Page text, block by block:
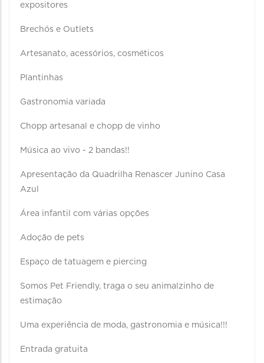
expositores
Brechós e Outlets
Artesanato, acessórios, cosméticos
Plantinhas
Gastronomia variada
Chopp artesanal e chopp de vinho
Música ao vivo - 2 bandas!!
Apresentação da Quadrilha Renascer Junino Casa
Azul
Área infantil com várias opções
Adoção de pets
Espaço de tatuagem e piercing
Somos Pet Friendly, traga o seu animalzinho de
estimação
Uma experiência de moda, gastronomia e música!!!
Entrada gratuita